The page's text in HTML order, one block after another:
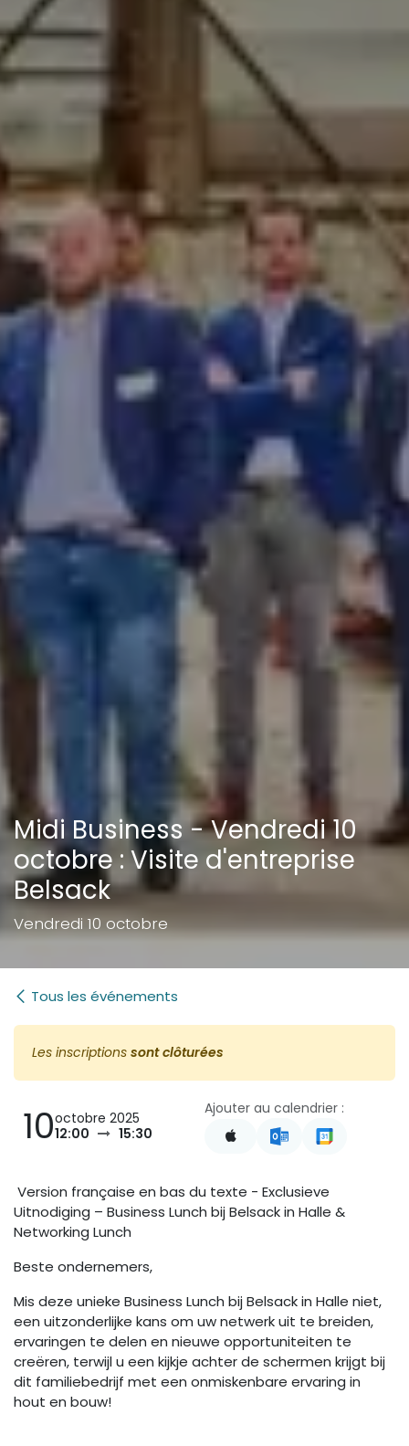
Midi Business - Vendredi 10
octobre : Visite d'entreprise
Belsack
Vendredi 10 octobre
Tous les événements
Les inscriptions sont clôturées
10octobre 2025
12:00
15:30
Ajouter au calendrier :
Version française en bas du texte - Exclusieve
Uitnodiging – Business Lunch bij Belsack in Halle &
Networking Lunch
Beste ondernemers,
Mis deze unieke Business Lunch bij Belsack in Halle niet,
een uitzonderlijke kans om uw netwerk uit te breiden,
ervaringen te delen en nieuwe opportuniteiten te
creëren, terwijl u een kijkje achter de schermen krijgt bij
dit familiebedrijf met een onmiskenbare ervaring in
hout en bouw!